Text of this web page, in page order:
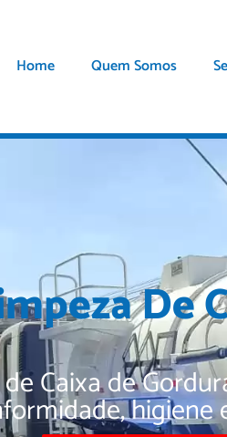
Home Quem Somos
De
Caixa de
higiene